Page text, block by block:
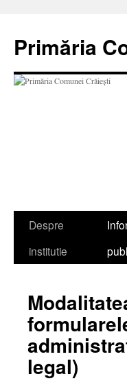
conținut
Primăria
Despre
institutie
legal)